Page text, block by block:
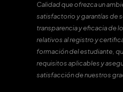
Calidad que ofrezca un
satisfactorio y garantías de
transparencia y eficacia de
relativos al registro y
formación del estudiante,
requisitos aplicables y
satisfacción de nuestros